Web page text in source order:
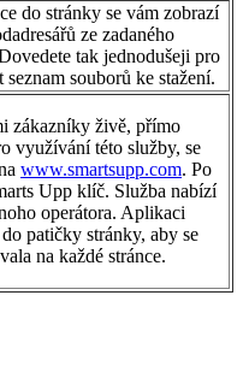
do stránky se vám zobrazí
ze zadaného
tak jednodušeji pro
souborů ke stažení.
zákazníky živě, přímo
využívání této služby, se
www.smartsupp.com. Po
Upp klíč. Služba nabízí
operátora. Aplikaci
patičky stránky, aby se
na každé stránce.